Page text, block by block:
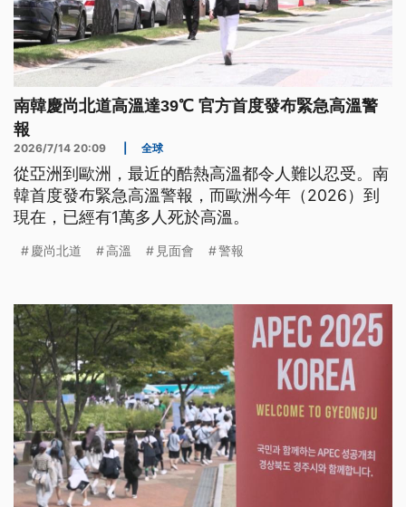
南韓慶尚北道高溫達39℃ 官方首度發布緊急高溫警
報
2026/7/14 20:09 全球
從亞洲到歐洲，最近的酷熱高溫都令人難以忍受。南
韓首度發布緊急高溫警報，而歐洲今年（2026）到
現在，已經有1萬多人死於高溫。
慶尚北道 高溫 見面會 警報